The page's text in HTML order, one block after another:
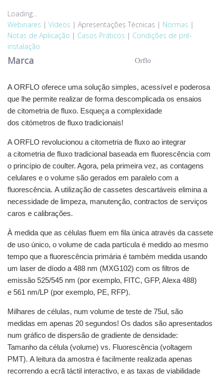
Loading...
Webinares | Vídeos | Apresentações Técnicas | Normas |
Notas de Aplicação | Casos Práticos | Condições de pré-
instalação
Marca Orflo
A ORFLO oferece uma solução simples, acessível e poderosa
que lhe permite realizar de forma descomplicada os ensaios
de citometria de fluxo. Esqueça a complexidade
dos citómetros de fluxo tradicionais!
A ORFLO revolucionou a citometria de fluxo ao integrar
a citometria de fluxo tradicional baseada em fluorescência com
o princípio de coulter. Agora, pela primeira vez, as contagens
celulares e o volume são gerados em paralelo com a
fluorescência. A utilização de cassetes descartáveis elimina a
necessidade de limpeza, manutenção, contractos de serviços
caros e calibrações.
À medida que as células fluem em fila única através da cassete
de uso único, o volume de cada partícula é medido ao mesmo
tempo que a fluorescência primária é também medida usando
um laser de díodo a 488 nm (MXG102) com os filtros de
emissão 525/545 nm (por exemplo, FITC, GFP, Alexa 488)
e 561 nm/LP (por exemplo, PE, RFP).
Milhares de células, num volume de teste de 75ul, são
medidas em apenas 20 segundos! Os dados são apresentados
num gráfico de dispersão de gradiente de densidade:
Tamanho da célula (volume) vs. Fluorescência (voltagem
PMT). A leitura da amostra é facilmente realizada apenas
recorrendo a ecrã táctil interactivo, e as taxas de viabilidade